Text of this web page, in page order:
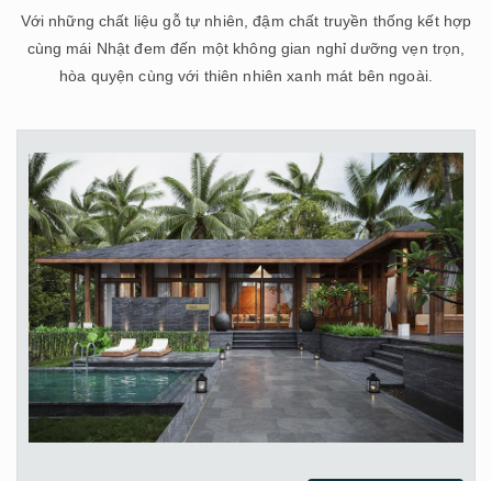
Với những chất liệu gỗ tự nhiên, đậm chất truyền thống kết hợp
cùng mái Nhật đem đến một không gian nghỉ dưỡng vẹn trọn,
hòa quyện cùng với thiên nhiên xanh mát bên ngoài.